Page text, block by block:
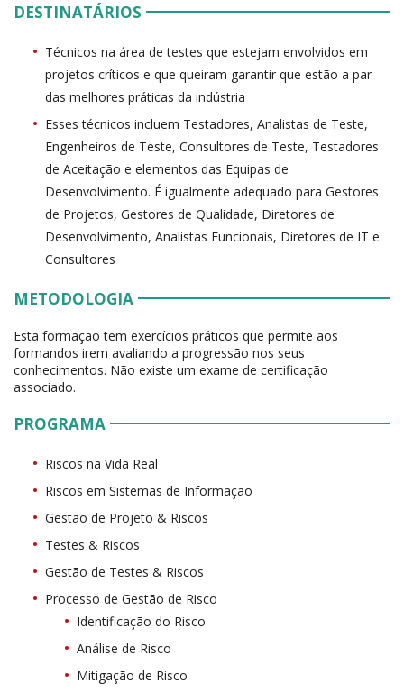
DESTINATÁRIOS
Técnicos na área de testes que estejam envolvidos em
projetos críticos e que queiram garantir que estão a par
das melhores práticas da indústria
Esses técnicos incluem Testadores, Analistas de Teste,
Engenheiros de Teste, Consultores de Teste, Testadores
de Aceitação e elementos das Equipas de
Desenvolvimento. É igualmente adequado para Gestores
de Projetos, Gestores de Qualidade, Diretores de
Desenvolvimento, Analistas Funcionais, Diretores de IT e
Consultores
METODOLOGIA
Esta formação tem exercícios práticos que permite aos
formandos irem avaliando a progressão nos seus
conhecimentos. Não existe um exame de certificação
associado.
PROGRAMA
Riscos na Vida Real
Riscos em Sistemas de Informação
Gestão de Projeto & Riscos
Testes & Riscos
Gestão de Testes & Riscos
Processo de Gestão de Risco
Identificação do Risco
Análise de Risco
Mitigação de Risco